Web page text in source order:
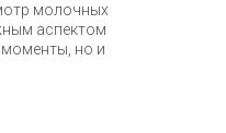
молочных
аспектом
моменты, но и